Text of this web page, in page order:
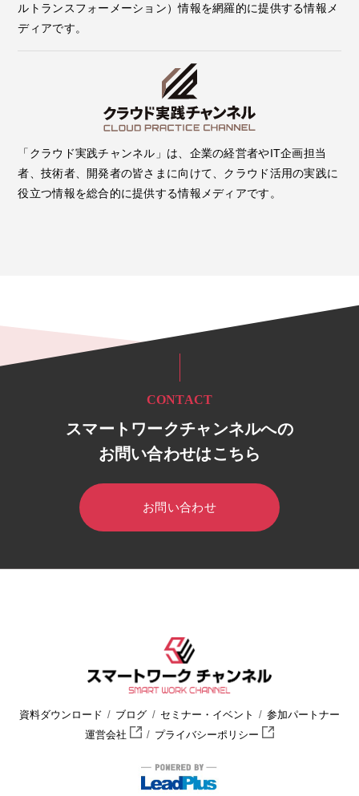
ルトランスフォーメーション）情報を網羅的に提供する情報メ
ディアです。
「クラウド実践チャンネル」は、企業の経営者やIT企画担当
者、技術者、開発者の皆さまに向けて、クラウド活用の実践に
役立つ情報を総合的に提供する情報メディアです。
CONTACT
スマートワークチャンネルへの
お問い合わせはこちら
お問い合わせ
資料ダウンロード ブログ セミナー・イベント
参加パートナー
運営会社
プライバシーポリシー